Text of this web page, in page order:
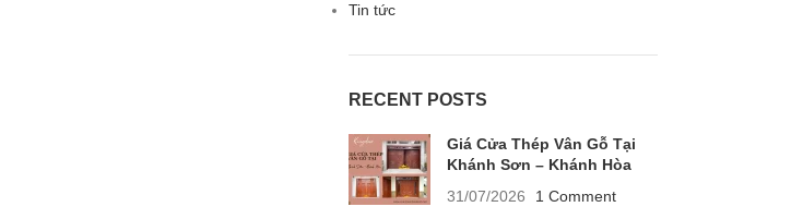
Tin tức
RECENT POSTS
Giá Cửa Thép Vân Gỗ Tại
Khánh Sơn – Khánh Hòa
31/07/2026
1 Comment